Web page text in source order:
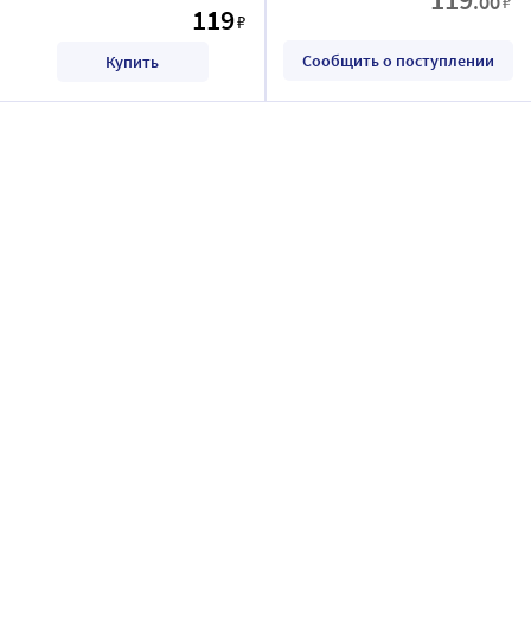
119₽
Купить Сообщить о поступлении